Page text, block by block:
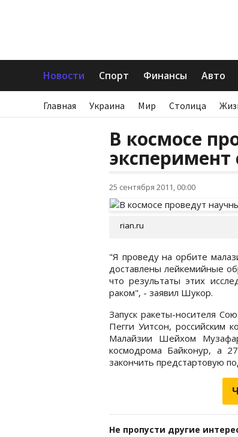
Новости Спорт Финансы Авто
Главная Украина Мир Столица
В космосе
25 сентября 2011, 00:00
rian.ru
"Я проведу на орбите
доставлены лейкемийные
что результаты этих
раком", - заявил Шукор.
Запуск ракеты-носителя
Пегги Уитсон, российским
Малайзии Шейхом
космодрома Байконур, а
закончить предстартовую
Не пропусти другие